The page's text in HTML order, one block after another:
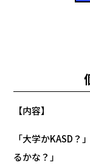
【内容】
「大学かKASD
るかな？」